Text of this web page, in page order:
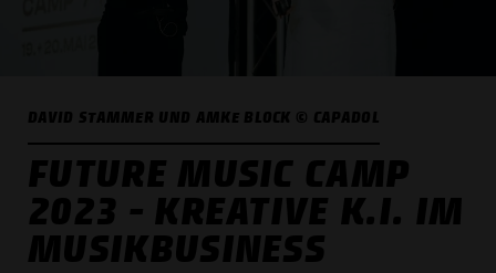
DAVID STAMMER UND AMKE BLOCK © CAPADOL
FUTURE MUSIC CAMP
2023 - KREATIVE K.I. IM
MUSIKBUSINESS